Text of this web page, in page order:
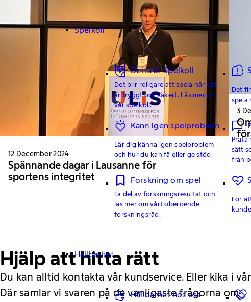
Spelkoll
Detta är Spelkoll
Det blir roligare att spela när det
är tryggt och säkert. Läs mer om
vår spelkoll.
Det
spela
Känn igen spelproblem
Lär dig känna igen spelproblem
och hur du kan få eller ge stöd.
Prata
sätt
från
Forskning om spel
Ta del av forskningsresultat och
läs mer om vårt oberoende
forskningsråd.
För
Hållbarhet
Hållbarhet hos oss
12 December 2024
Spännande dagar i Lausanne för
sportens integritet
3
Hjälp att hitta rätt
Du kan alltid kontakta vår kundservice. Eller kika i vår
Där samlar vi svaren på de vanligaste frågorna om